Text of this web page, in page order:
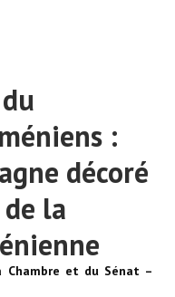
:
décoré
la
Chambre et du Sénat –